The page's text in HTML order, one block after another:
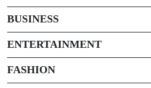
BUSINESS
ENTERTAINMENT
FASHION